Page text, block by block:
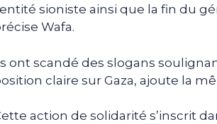
sioniste ainsi que la fin du
Wafa.
ont scandé des slogans
claire sur Gaza, ajoute la
action de solidarité s’inscrit